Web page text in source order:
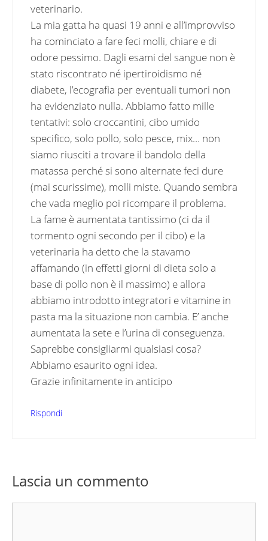
veterinario.
La mia gatta ha quasi 19 anni e all’improvviso
ha cominciato a fare feci molli, chiare e di
odore pessimo. Dagli esami del sangue non è
stato riscontrato né ipertiroidismo né
diabete, l’ecografia per eventuali tumori non
ha evidenziato nulla. Abbiamo fatto mille
tentativi: solo croccantini, cibo umido
specifico, solo pollo, solo pesce, mix… non
siamo riusciti a trovare il bandolo della
matassa perché si sono alternate feci dure
(mai scurissime), molli miste. Quando sembra
che vada meglio poi ricompare il problema.
La fame è aumentata tantissimo (ci da il
tormento ogni secondo per il cibo) e la
veterinaria ha detto che la stavamo
affamando (in effetti giorni di dieta solo a
base di pollo non è il massimo) e allora
abbiamo introdotto integratori e vitamine in
pasta ma la situazione non cambia. E’ anche
aumentata la sete e l’urina di conseguenza.
Saprebbe consigliarmi qualsiasi cosa?
Abbiamo esaurito ogni idea.
Grazie infinitamente in anticipo
Rispondi
Lascia un commento